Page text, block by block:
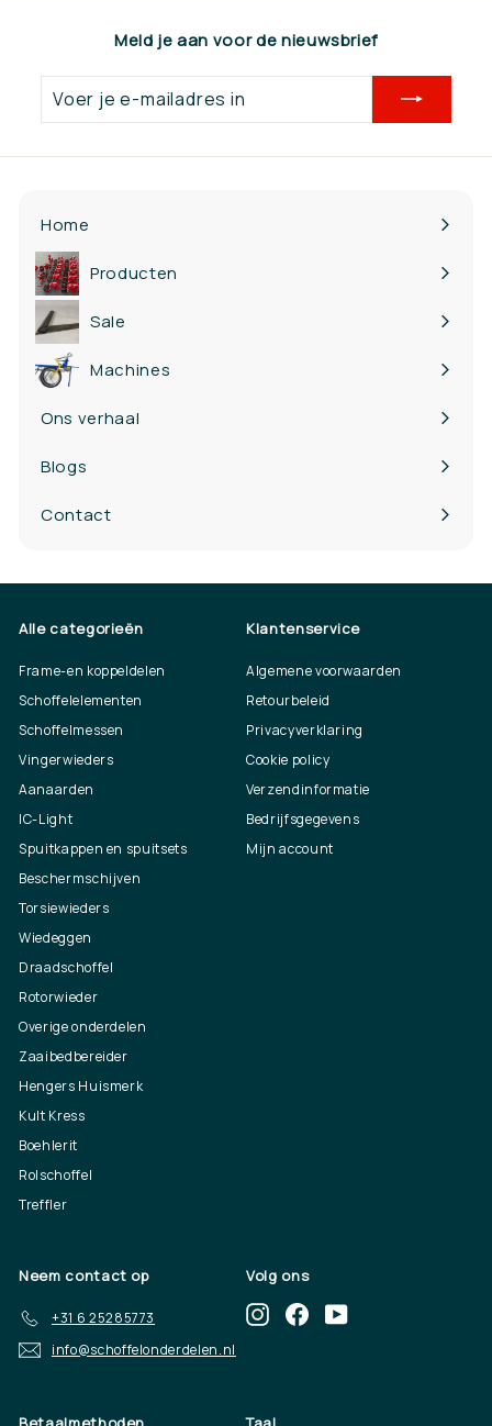
0
Meld je aan voor de nieuwsbrief
je
mailadres
Home
Producten
Bekijk
submenu
Sale
Machines
Ons verhaal
Blogs
Contact
Alle categorieën
Frame-en koppeldelen
Schoffelelementen
Schoffelmessen
Vingerwieders
Aanaarden
IC-Light
Spuitkappen en spuitsets
Beschermschijven
Torsiewieders
Wiedeggen
Draadschoffel
Rotorwieder
Overige onderdelen
Zaaibedbereider
Hengers Huismerk
Kult Kress
Boehlerit
Rolschoffel
Treffler
Klantenservice
Algemene voorwaarden
Retourbeleid
Privacyverklaring
Cookie policy
Verzendinformatie
Bedrijfsgegevens
Mijn account
Neem contact op
+31 6 25285773
info@schoffelonderdelen.nl
Volg ons
InstagramFacebook